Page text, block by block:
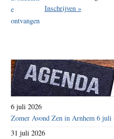
Inschrijven »
6 juli 2026
Zomer Avond Zen in Arnhem 6 juli
31 juli 2026